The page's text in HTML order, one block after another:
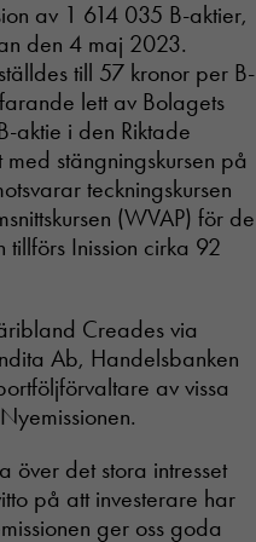
av 1 614 035 B-aktier,
den 4 maj 2023.
till 57 kronor per B-
lett av Bolagets
aktie i den Riktade
stängningskursen på
teckningskursen
(WVAP) för de
Inission cirka 92
Creades via
Ab, Handelsbanken
av vissa
över det stora intresset
på att investerare har
ger oss goda